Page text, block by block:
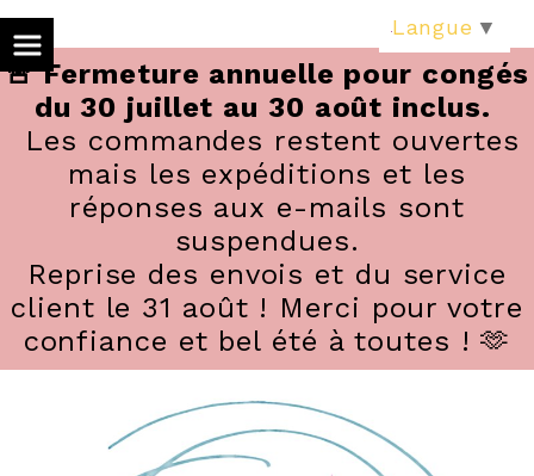
🚨 Fermeture annuelle pour congés
du 30 juillet au 30 août inclus.
Les commandes restent ouvertes
mais les expéditions et les
réponses aux e-mails sont
suspendues.
Reprise des envois et du service
client le 31 août ! Merci pour votre
confiance et bel été à toutes ! 🫶
Langue ▼